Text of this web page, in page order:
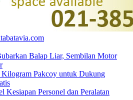
Balap Liar, Sembilan Motor
Kilogram Pakcoy untuk Dukung
Kesiapan Personel dan Peralatan